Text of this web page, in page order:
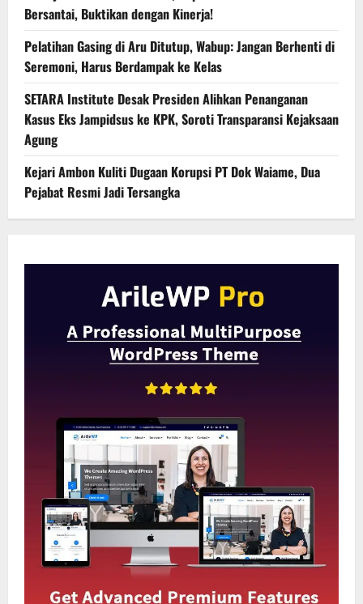
Bersantai, Buktikan dengan Kinerja!
Pelatihan Gasing di Aru Ditutup, Wabup: Jangan Berhenti di
Seremoni, Harus Berdampak ke Kelas
SETARA Institute Desak Presiden Alihkan Penanganan
Kasus Eks Jampidsus ke KPK, Soroti Transparansi Kejaksaan
Agung
Kejari Ambon Kuliti Dugaan Korupsi PT Dok Waiame, Dua
Pejabat Resmi Jadi Tersangka